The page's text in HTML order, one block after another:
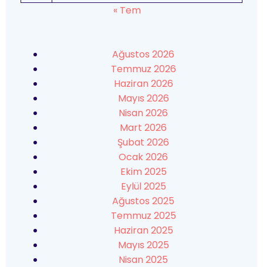
« Tem
Ağustos 2026
Temmuz 2026
Haziran 2026
Mayıs 2026
Nisan 2026
Mart 2026
Şubat 2026
Ocak 2026
Ekim 2025
Eylül 2025
Ağustos 2025
Temmuz 2025
Haziran 2025
Mayıs 2025
Nisan 2025